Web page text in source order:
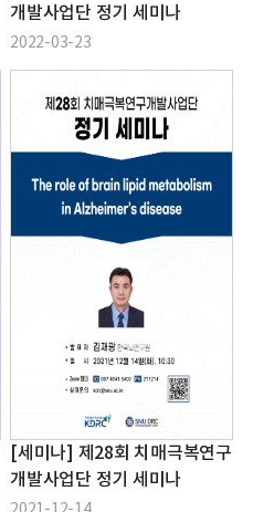
개발사업단 정기 세미나
2022-03-23
[세미나] 제28회 치매극복연구
개발사업단 정기 세미나